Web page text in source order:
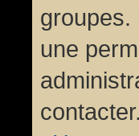
groupes.
une
contacter.